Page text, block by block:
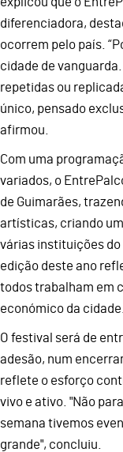
diferenciadora,
ocorrem pelo país.
cidade de
repetidas ou
único, pensado
afirmou.
Com uma
variados, o
de Guimarães,
artísticas, criando
várias instituições do
edição deste ano
todos trabalham em
económico da cidade.
O festival será de
adesão, num
reflete o esforço
vivo e ativo. "Não
semana tivemos
grande", concluiu.